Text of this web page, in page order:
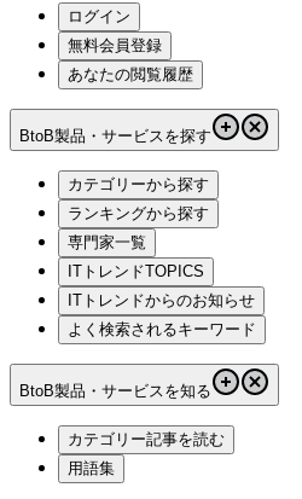
ログイン
無料会員登録
あなたの閲覧履歴
BtoB製品・サービスを探す
カテゴリーから探す
ランキングから探す
専門家一覧
ITトレンドTOPICS
ITトレンドからのお知らせ
よく検索されるキーワード
BtoB製品・サービスを知る
カテゴリー記事を読む
用語集